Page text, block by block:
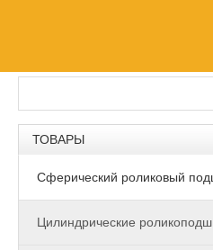
ТОВАРЫ
Сферический роликовый
Цилиндрические